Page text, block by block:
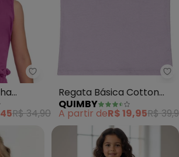
Bee Loop - Regata Meia Malha
R$ 34,90
Regata Básica Cotton
Menina (Roxo)
QUIMBY
A partir deR$ 19,95R$